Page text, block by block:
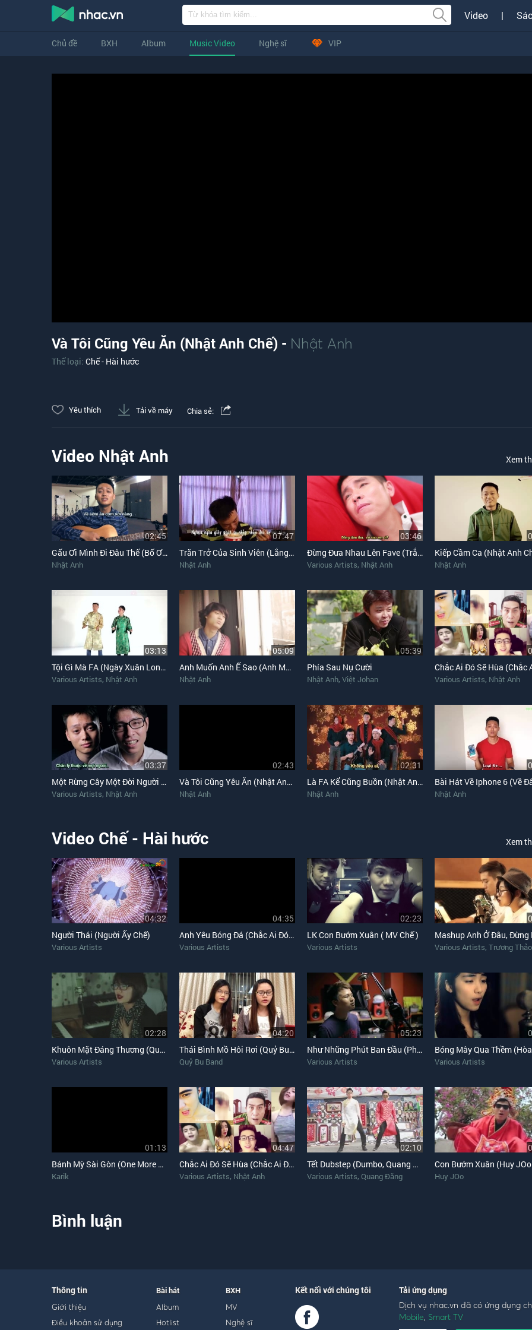
Video |
Chủ đề BXH Album Music Video Nghệ sĩ VIP
Và Tôi Cũng Yêu Ăn (Nhật Anh Chế) - Nhật Anh
Thể loại: Chế - Hài hước
Yêu thích Tải về máy Chia sẻ:
Video Nhật Anh Xem
02:45
Gấu Ơi Mình Đi Đâu Thế (Bố Ơi Mình Đi Đâu Thế Nhật Anh Chế)
Nhật Anh
07:47
Trăn Trở Của Sinh Viên (Lắng Nghe Nước Mắt - Nhật Anh Chế)
Nhật Anh
03:46
Đừng Đưa Nhau Lên Fave (Trắng Chế)
Various Artists, Nhật Anh
Kiếp Cầm Ca (Nhật Anh
Nhật Anh
03:13
Tội Gì Mà FA (Ngày Xuân Long Phụng Sum Vầy Chế)
Various Artists, Nhật Anh
05:09
Anh Muốn Anh Ế Sao (Anh Muốn Em Sống Sao Nhật Anh Chế)
Nhật Anh
05:39
Phía Sau Nụ Cười
Nhật Anh, Việt Johan Various Artists, Nhật Anh
03:37
Một Rừng Cây Một Đời Người (MV Chế)
Various Artists, Nhật Anh
02:43
Và Tôi Cũng Yêu Ăn (Nhật Anh Chế)
Nhật Anh
02:31
Là FA Kể Cũng Buồn (Nhật Anh Chế)
Nhật Anh Nhật Anh
Video Chế - Hài hước Xem
04:32
Người Thái (Người Ấy Chế)
Various Artists
04:35
Anh Yêu Bóng Đá (Chắc Ai Đó Sẽ Về Chế)
Various Artists
02:23
LK Con Bướm Xuân ( MV Chế )
Various Artists Various Artists, Trương
02:28
Khuôn Mặt Đáng Thương (Quỳnh Max Cover)
Various Artists
04:20
Thái Bình Mồ Hôi Rơi (Quỷ Bu Cover)
Quỷ Bu Band
05:23
Như Những Phút Ban Đầu (Phạm Đình Thái Ngân Cover)
Various Artists Various Artists
01:13
Bánh Mỳ Sài Gòn (One More Night Karik Chế)
Karik
04:47
Chắc Ai Đó Sẽ Hùa (Chắc Ai Đó Sẽ Về Trắng Chế)
Various Artists, Nhật Anh
02:10
Tết Dubstep (Dumbo, Quang Đăng Dance Cover)
Various Artists, Quang Đăng
Con Bướm Xuân (Huy
Huy JOo
Bình luận
Thông tin
Giới thiệu
Điều khoản sử dụng
Bài hát
Album
Hotlist
BXH
MV
Nghệ sĩ
Kết nối với chúng tôi Tải ứng dụng
Dịch vụ nhac.vn đã có ứng dụng
Mobile, Smart TV